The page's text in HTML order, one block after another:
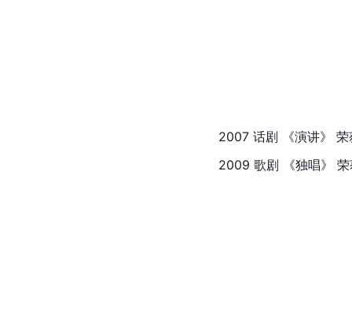
2007 话剧 《演讲》
2009 歌剧 《独唱》